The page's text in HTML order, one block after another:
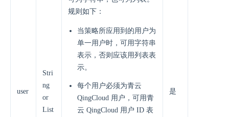
user
Stri
ng
or
List
规则如下：
当策略所应用到的用户为
单一用户时，可用字符串
表示，否则应该用列表表
示。
每个用户必须为青云
QingCloud 用户，可用青
云 QingCloud 用户 ID 表
是